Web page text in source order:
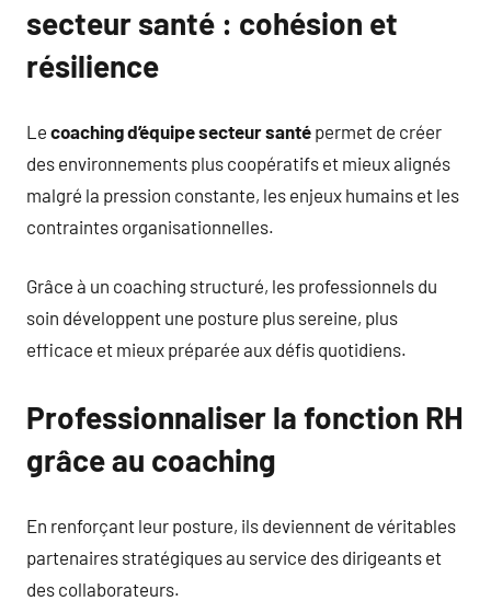
secteur santé : cohésion et
résilience
Le coaching d’équipe secteur santé permet de créer
des environnements plus coopératifs et mieux alignés
malgré la pression constante, les enjeux humains et les
contraintes organisationnelles.
Grâce à un coaching structuré, les professionnels du
soin développent une posture plus sereine, plus
efficace et mieux préparée aux défis quotidiens.
Professionnaliser la fonction RH
grâce au coaching
En renforçant leur posture, ils deviennent de véritables
partenaires stratégiques au service des dirigeants et
des collaborateurs.